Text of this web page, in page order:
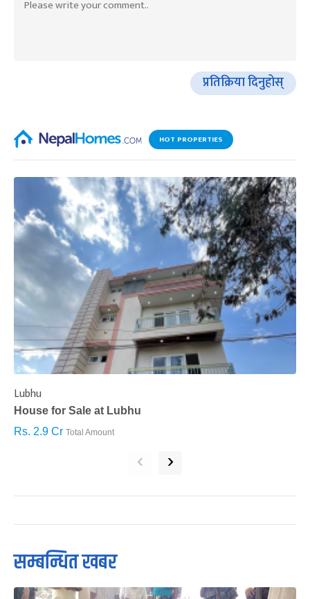
प्रतिक्रिया दिनुहोस्
HOT PROPERTIES
Lubhu
House for Sale at Lubhu
Rs. 2.9 Cr Total Amount
‹ ›
सम्बन्धित खबर